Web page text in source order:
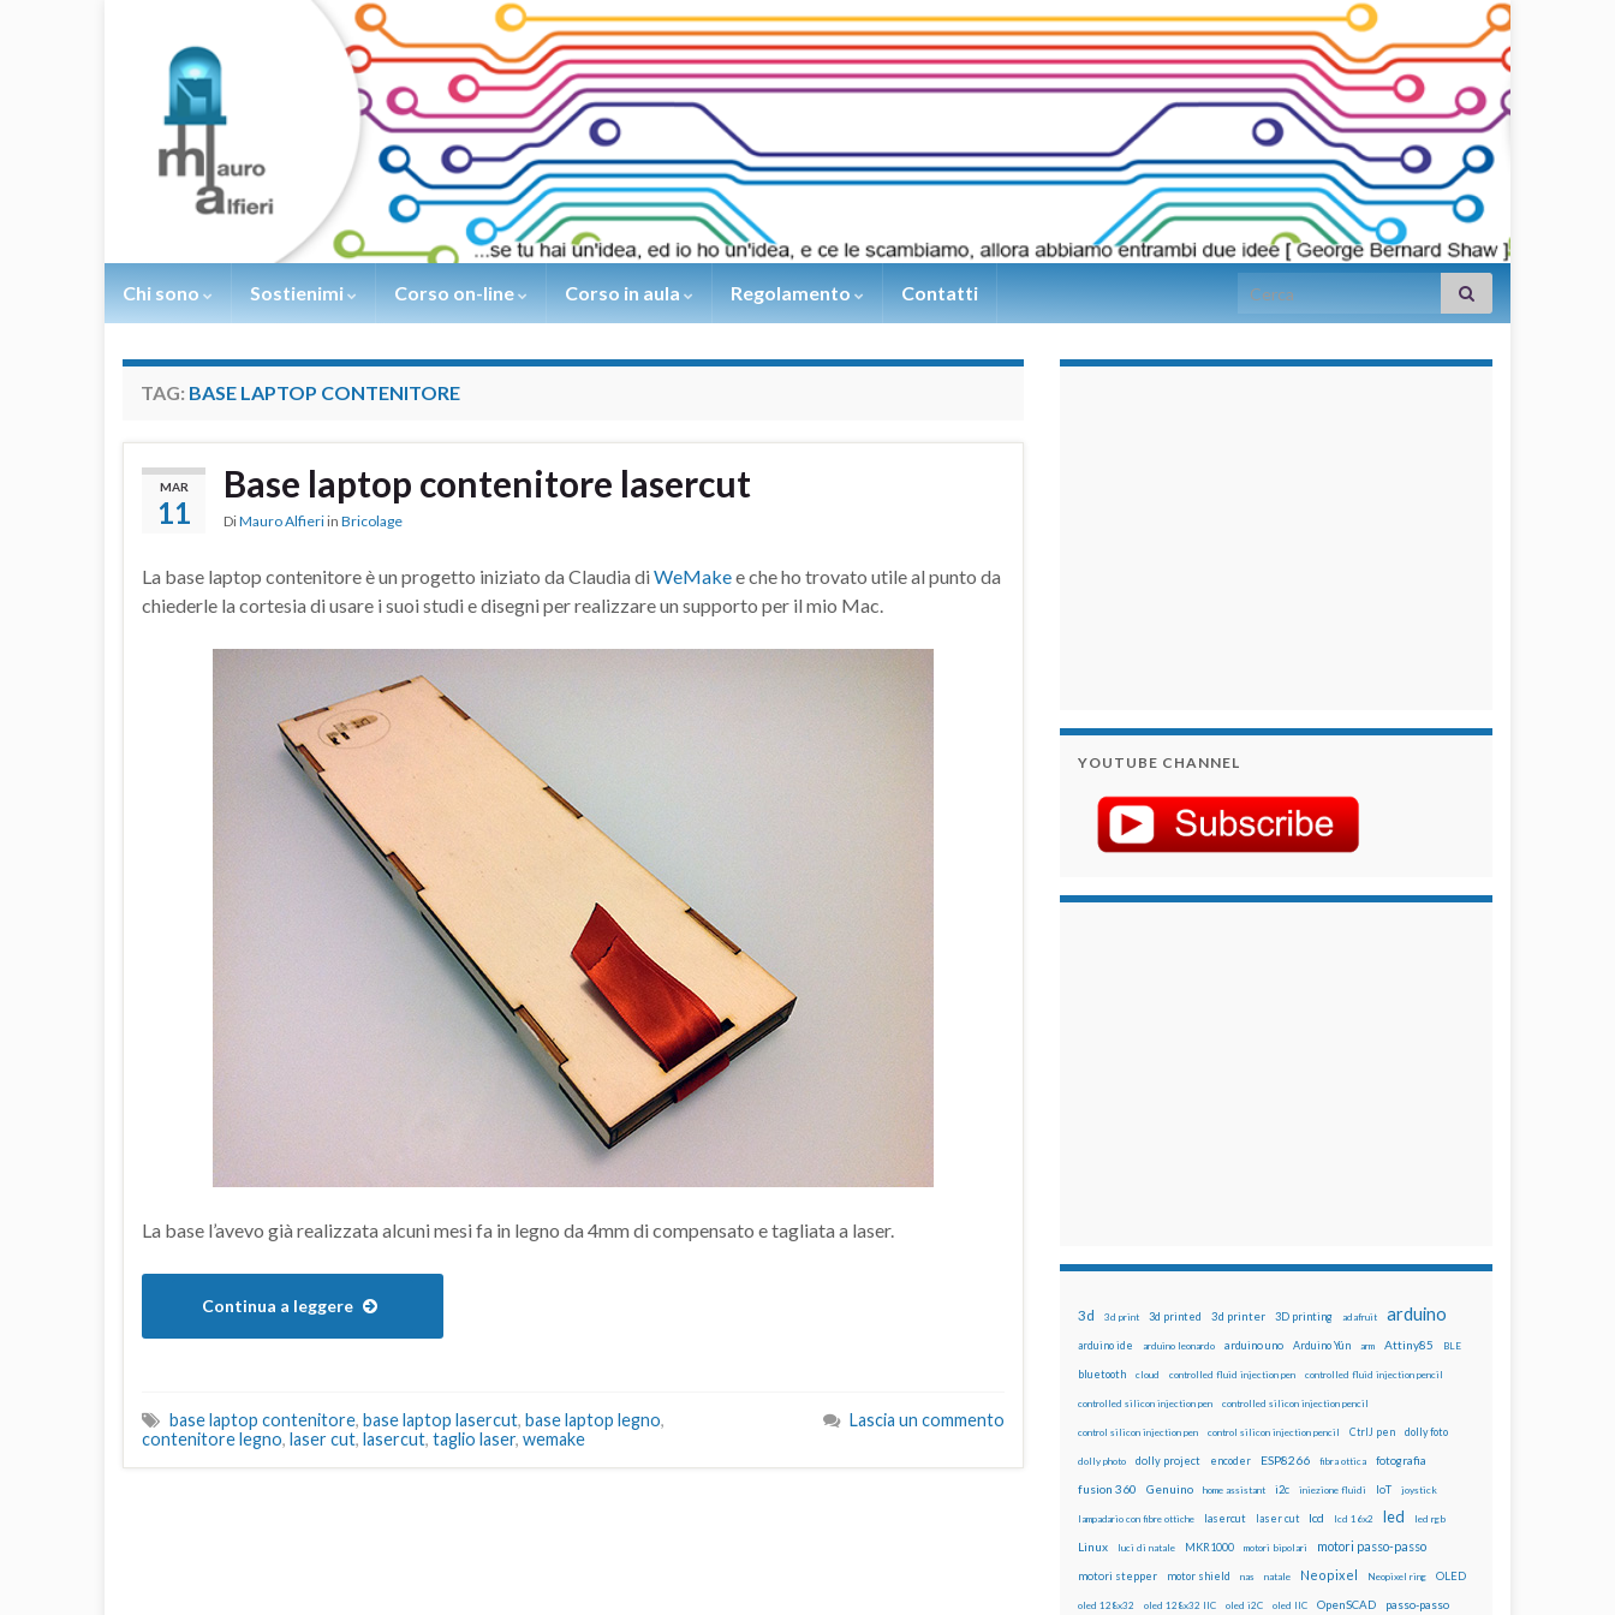
Chi sono Sostienimi Corso on-line Corso in aula Regolamento Contatti Search for:
TAG: BASE LAPTOP CONTENITORE
MAR
11
Base laptop contenitore lasercut
DiMauro Alfieri in Bricolage
La base laptop contenitore è un progetto iniziato da Claudia di WeMakee che ho trovato utile al punto da
chiederle la cortesia di usare i suoi studi e disegni per realizzare un supporto per il mio Mac.
La base l’avevo già realizzata alcuni mesi fa in legno da 4mm di compensato e tagliata a laser.
Continua a leggere
base laptop contenitore, base laptop lasercut, base laptop legno,
contenitore legno, laser cut, lasercut, taglio laser, wemake
Lascia un commento
YOUTUBE CHANNEL
3d 3d print 3d printed 3d printer 3D printing adafruit arduino
arduino ide arduino leonardo arduino uno Arduino Yún arm Attiny85 BLE
bluetooth cloud controlled fluid injection pen controlled fluid injection pencil
controlled silicon injection pen controlled silicon injection pencil
control silicon injection pen control silicon injection pencil CtrlJ pen dolly foto
dolly photo dolly project encoder ESP8266 fibra ottica fotografia
fusion 360 Genuino home assistant i2c iniezione fluidi IoT joystick
lampadario con fibre ottiche lasercut laser cut lcd lcd 16x2 led led rgb
Linux luci di natale MKR1000 motori bipolari motori passo-passo
motori stepper motor shield nas natale Neopixel Neopixel ring OLED
oled 128x32 oled 128x32 IIC oled i2C oled IIC OpenSCAD passo-passo